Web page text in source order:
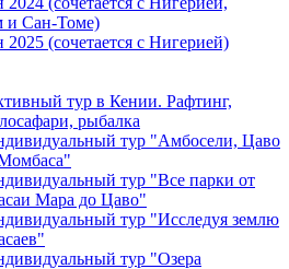
и Сан-Томе)
(сочетается с Нигерией)
тур в Кении. Рафтинг,
рыбалка
тур "Амбосели, Цаво
тур "Все парки от
Мара до Цаво"
тур "Исследуя землю
тур "Озера